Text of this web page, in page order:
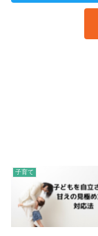
子育て